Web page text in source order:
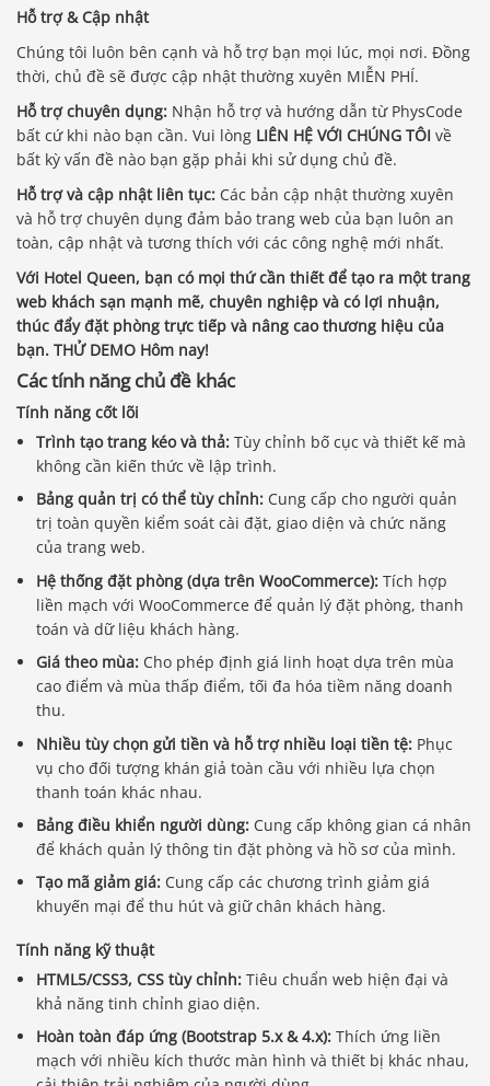
Hỗ trợ & Cập nhật
Chúng tôi luôn bên cạnh và hỗ trợ bạn mọi lúc, mọi nơi. Đồng
thời, chủ đề sẽ được cập nhật thường xuyên MIỄN PHÍ.
Hỗ trợ chuyên dụng: Nhận hỗ trợ và hướng dẫn từ PhysCode
bất cứ khi nào bạn cần. Vui lòng LIÊN HỆ VỚI CHÚNG TÔI về
bất kỳ vấn đề nào bạn gặp phải khi sử dụng chủ đề.
Hỗ trợ và cập nhật liên tục: Các bản cập nhật thường xuyên
và hỗ trợ chuyên dụng đảm bảo trang web của bạn luôn an
toàn, cập nhật và tương thích với các công nghệ mới nhất.
Với Hotel Queen, bạn có mọi thứ cần thiết để tạo ra một trang
web khách sạn mạnh mẽ, chuyên nghiệp và có lợi nhuận,
thúc đẩy đặt phòng trực tiếp và nâng cao thương hiệu của
bạn. THỬ DEMO Hôm nay!
Các tính năng chủ đề khác
Tính năng cốt lõi
Trình tạo trang kéo và thả: Tùy chỉnh bố cục và thiết kế mà
không cần kiến ​​thức về lập trình.
Bảng quản trị có thể tùy chỉnh: Cung cấp cho người quản
trị toàn quyền kiểm soát cài đặt, giao diện và chức năng
của trang web.
Hệ thống đặt phòng (dựa trên WooCommerce): Tích hợp
liền mạch với WooCommerce để quản lý đặt phòng, thanh
toán và dữ liệu khách hàng.
Giá theo mùa: Cho phép định giá linh hoạt dựa trên mùa
cao điểm và mùa thấp điểm, tối đa hóa tiềm năng doanh
thu.
Nhiều tùy chọn gửi tiền và hỗ trợ nhiều loại tiền tệ: Phục
vụ cho đối tượng khán giả toàn cầu với nhiều lựa chọn
thanh toán khác nhau.
Bảng điều khiển người dùng: Cung cấp không gian cá nhân
để khách quản lý thông tin đặt phòng và hồ sơ của mình.
Tạo mã giảm giá: Cung cấp các chương trình giảm giá
khuyến mại để thu hút và giữ chân khách hàng.
Tính năng kỹ thuật
HTML5/CSS3, CSS tùy chỉnh: Tiêu chuẩn web hiện đại và
khả năng tinh chỉnh giao diện.
Hoàn toàn đáp ứng (Bootstrap 5.x & 4.x): Thích ứng liền
mạch với nhiều kích thước màn hình và thiết bị khác nhau,